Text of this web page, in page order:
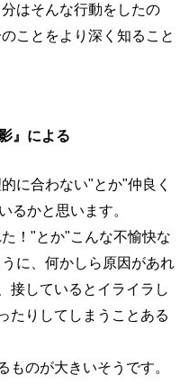
はそんな行動をしたの
ことをより深く知ること
』による
に合わない"とか"仲良く
るかと思います。
！"とか"こんな不愉快な
に、何かしら原因があれ
接しているとイライラし
たりしてしまうことある
ものが大きいそうです。